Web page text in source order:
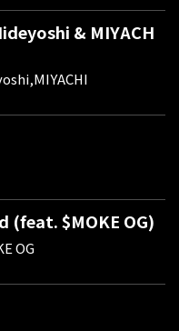
& MIYACH
(feat. $MOKE OG)
OG